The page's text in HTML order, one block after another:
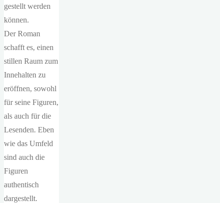
gestellt werden
können.
Der Roman
schafft es, einen
stillen Raum zum
Innehalten zu
eröffnen, sowohl
für seine Figuren,
als auch für die
Lesenden. Eben
wie das Umfeld
sind auch die
Figuren
authentisch
dargestellt.